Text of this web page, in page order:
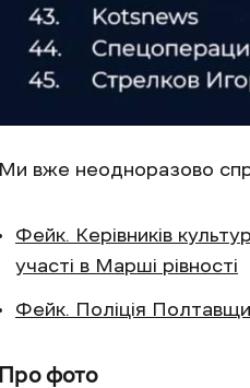
Ми вже неодноразово
Фейк. Керівників
участі в Марші рівності
Фейк. Поліція
Про фото